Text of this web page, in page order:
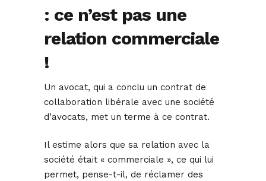
: ce n’est pas une
relation commerciale
!
Un avocat, qui a conclu un contrat de
collaboration libérale avec une société
d’avocats, met un terme à ce contrat.
Il estime alors que sa relation avec la
société était « commerciale », ce qui lui
permet, pense-t-il, de réclamer des